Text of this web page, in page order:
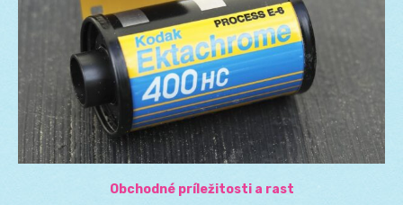
Obchodné príležitosti a rast